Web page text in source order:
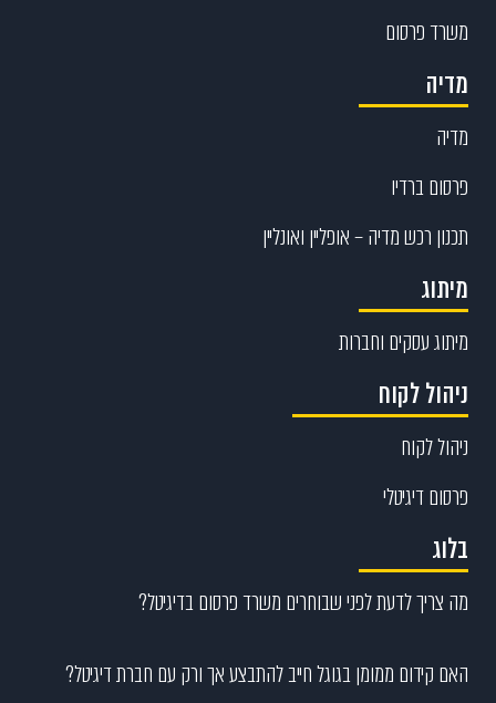
משרד פרסום
מדיה
מדיה
פרסום ברדיו
תכנון רכש מדיה – אופליין ואונליין
מיתוג
מיתוג עסקים וחברות
ניהול לקוח
ניהול לקוח
פרסום דיגיטלי
בלוג
מה צריך לדעת לפני שבוחרים משרד פרסום בדיגיטל?
האם קידום ממומן בגוגל חייב להתבצע אך ורק עם חברת דיגיטל?